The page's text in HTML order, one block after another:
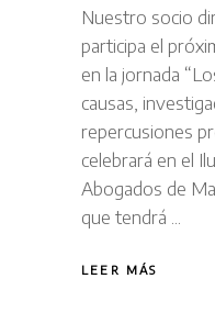
Nuestro socio
participa el
en la jornada
causas,
repercusiones
celebrará en el
Abogados de
que tendrá
LEER MÁS